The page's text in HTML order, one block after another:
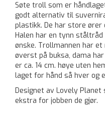
Søte troll som er
godt alternativ til
plastikk. De har store ører
Halen har en tynn
ønske. Trollmannen har
øverst på buksa, dama
er ca. 14 cm. høye uten
laget for hånd så hver og
Designet av Lovely
ekstra for jobben de gjør.